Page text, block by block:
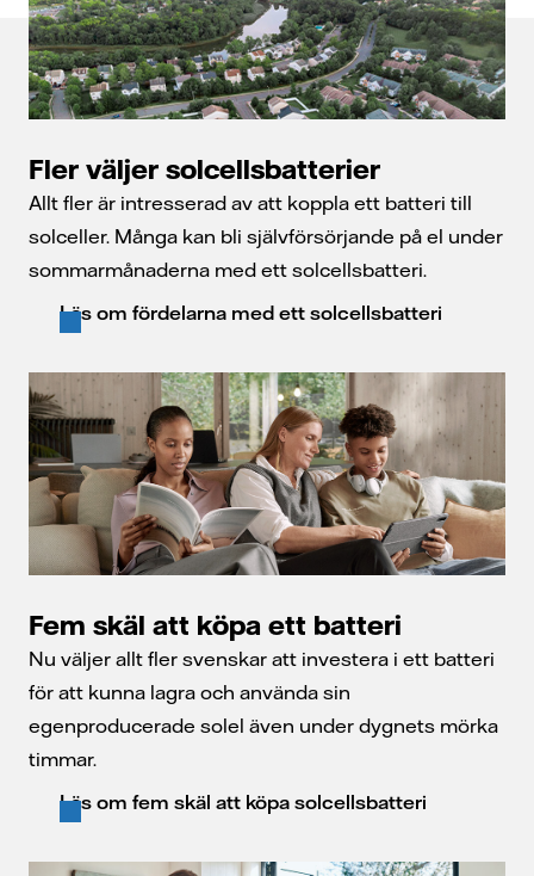
Fler väljer solcellsbatterier
Allt fler är intresserad av att koppla ett batteri till
solceller. Många kan bli självförsörjande på el under
sommarmånaderna med ett solcellsbatteri.
Läs om fördelarna med ett solcellsbatteri
Fem skäl att köpa ett batteri
Nu väljer allt fler svenskar att investera i ett batteri
för att kunna lagra och använda sin
egenproducerade solel även under dygnets mörka
timmar.
Läs om fem skäl att köpa solcellsbatteri